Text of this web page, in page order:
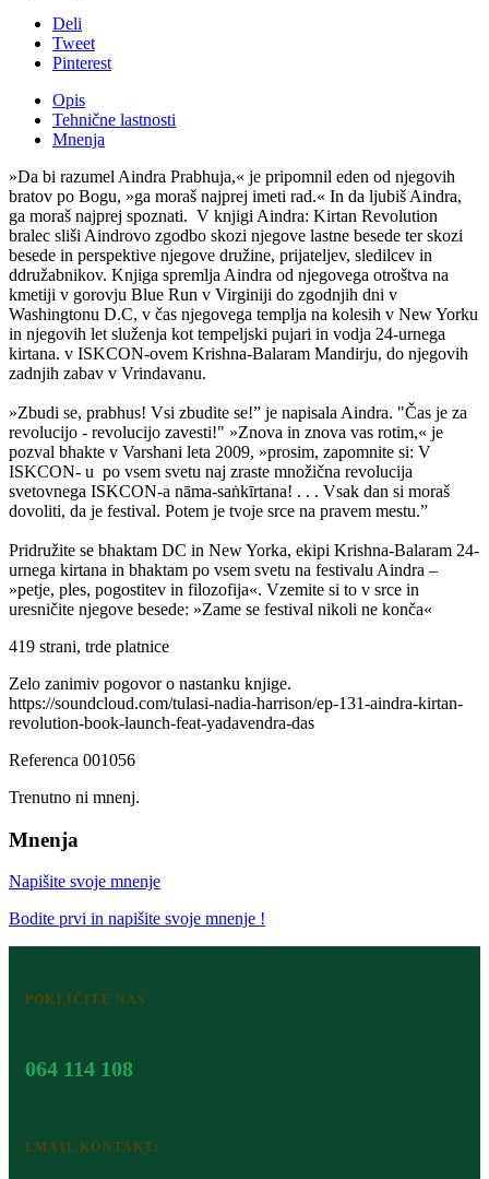
Deli
Tweet
Pinterest
Opis
Tehnične lastnosti
Mnenja
»Da bi razumel Aindra Prabhuja,« je pripomnil eden od njegovih
bratov po Bogu, »ga moraš najprej imeti rad.« In da ljubiš Aindra,
ga moraš najprej spoznati. V knjigi Aindra: Kirtan Revolution
bralec sliši Aindrovo zgodbo skozi njegove lastne besede ter skozi
besede in perspektive njegove družine, prijateljev, sledilcev in
ddružabnikov. Knjiga spremlja Aindra od njegovega otroštva na
kmetiji v gorovju Blue Run v Virginiji do zgodnjih dni v
Washingtonu D.C, v čas njegovega templja na kolesih v New Yorku
in njegovih let služenja kot tempeljski pujari in vodja 24-urnega
kirtana. v ISKCON-ovem Krishna-Balaram Mandirju, do njegovih
zadnjih zabav v Vrindavanu.
»Zbudi se, prabhus! Vsi zbudite se!” je napisala Aindra. "Čas je za
revolucijo - revolucijo zavesti!" »Znova in znova vas rotim,« je
pozval bhakte v Varshani leta 2009, »prosim, zapomnite si: V
ISKCON- u po vsem svetu naj zraste množična revolucija
svetovnega ISKCON-a nāma-saṅkīrtana! . . . Vsak dan si moraš
dovoliti, da je festival. Potem je tvoje srce na pravem mestu.”
Pridružite se bhaktam DC in New Yorka, ekipi Krishna-Balaram 24-
urnega kirtana in bhaktam po vsem svetu na festivalu Aindra –
»petje, ples, pogostitev in filozofija«. Vzemite si to v srce in
uresničite njegove besede: »Zame se festival nikoli ne konča«
419 strani, trde platnice
Zelo zanimiv pogovor o nastanku knjige.
https://soundcloud.com/tulasi-nadia-harrison/ep-131-aindra-kirtan-
revolution-book-launch-feat-yadavendra-das
Referenca 001056
Trenutno ni mnenj.
Mnenja
Napišite svoje mnenje
Bodite prvi in napišite svoje mnenje !
POKLIČITE NAS
064 114 108
EMAIL KONTAKT: